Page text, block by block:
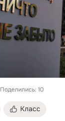
Поделились: 10
Класс